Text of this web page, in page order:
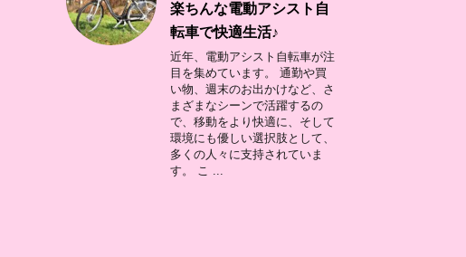
楽ちんな電動アシスト自
転車で快適生活♪
近年、電動アシスト自転車が注
目を集めています。 通勤や買
い物、週末のお出かけなど、さ
まざまなシーンで活躍するの
で、移動をより快適に、そして
環境にも優しい選択肢として、
多くの人々に支持されていま
す。 こ ...